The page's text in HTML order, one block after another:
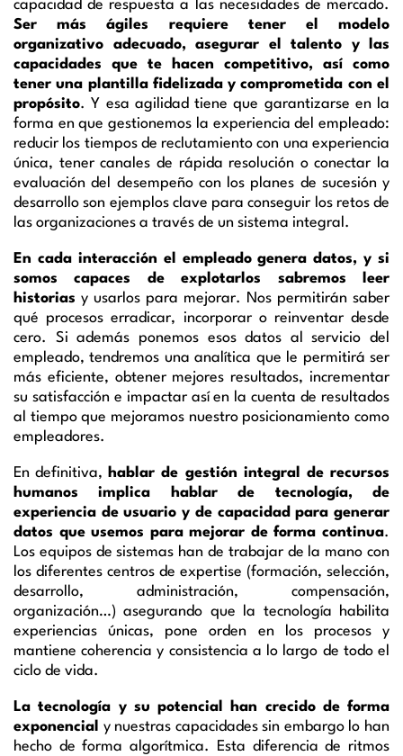
capacidad de respuesta a las necesidades de mercado.
Ser más ágiles requiere tener el modelo
organizativo adecuado, asegurar el talento y
las
capacidades que te hacen competitivo, así como
tener una plantilla fidelizada y comprometida con el
propósito. Y esa agilidad tiene que garantizarse en la
forma enque gestionemos la experiencia del empleado:
reducir los tiempos de reclutamiento con una experiencia
única, tener canales de rápida resolución oconectar la
evaluación del desempeño con los planes de sucesión y
desarrollo son ejemplos clave para conseguir los retos de
las organizaciones a través de un sistema integral.
En cada interacción el empleado genera datos, y si
somos capaces de explotarlos sabremos leer
historias y usarlos para mejorar. Nos permitirán saber
qué procesos erradicar, incorporar o reinventar desde
cero. Si además ponemos esos datos al servicio del
empleado, tendremos una analítica que le permitirá ser
más eficiente, obtener mejores resultados, incrementar
su satisfacción e impactarasíen la cuenta de resultados
al tiempo que mejoramos nuestro posicionamiento como
empleadores.
En definitiva, hablar de gestión integral derecursos
humanosimplica hablar de tecnología, de
experiencia de usuario y de capacidad para generar
datos que usemos para mejorar de forma continua.
Los equipos de sistemas han de trabajar de la mano con
los diferentes centros de expertise (formación, selección,
desarrollo, administración, compensación,
organización…) asegurando que la tecnología habilita
experiencias únicas, pone orden en los procesos y
mantiene coherencia y consistencia a lo largo de todo el
ciclo de vida.
La tecnología y su potencial han crecido de forma
exponencial y nuestras capacidades sin embargo lo han
hecho de forma algorítmica. Esta diferencia de ritmos